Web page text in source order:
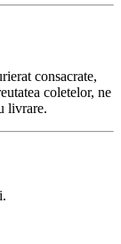
consacrate,
coletelor, ne
livrare.